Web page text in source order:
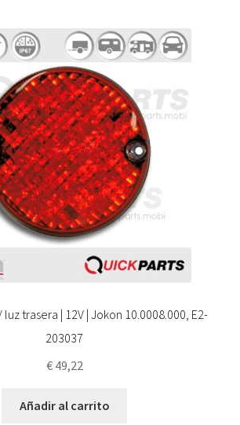
trasera | 12V | Jokon 10.0008.000, E2-
203037
€49,22
Añadir al carrito